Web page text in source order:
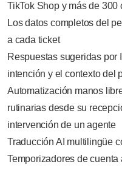
TikTok Shop y más de 300
Los datos completos del
a cada ticket
Respuestas sugeridas por
intención y el contexto del
Automatización manos
rutinarias desde su
intervención de un agente
Traducción AI multilingüe
Temporizadores de